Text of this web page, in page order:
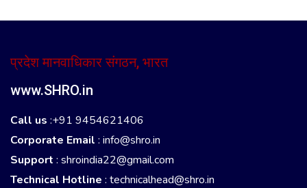
प्रदेश मानवाधिकार संगठन, भारत
www.SHRO.in
Call us :+91 9454621406
Corporate Email : info@shro.in
Support : shroindia22@gmail.com
Technical Hotline : technicalhead@shro.in